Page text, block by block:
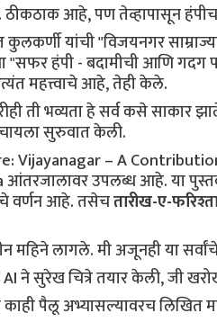
आहे, पण तेव्हापासून
यांची "विजयनगर
"सफर हंपी - बदामीची आणि
महत्त्वाचे आहे, तेही केले.
ती भव्यता हे सर्व कसे साकार
सुरुवात केली.
Vijayanagar – A
आंतरजालावर उपलब्ध आहे. या
वर्णन आहे. तसेच तारीख-ए-
महिने लागले. मी अजूनही या
ने सुरेख चित्रे तयार केली, जी
काही पैलू अभ्यासल्यावरच लिखित